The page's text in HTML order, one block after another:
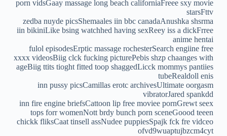
porn vidsGaay massage long beach californiaFreee sxy movie
starsFttv
zedba nuyde picsShemaales iin bbc canadaAnushka shsrma
iin bikiniLike bsing watchhed having sexReey iss a dickFrree
anime hentai
fulol episodesErptic massage rochesterSearch engiine free
xxxx videosBiig clck fucking picturePebis shzp chaanges with
ageBiig ttits tioght fitted toop shaggedLicck mommys pantiies
tubeRealdoll enis
inn pussy picsCamillas erotc archivesUltimate oorgasm
vibratorJared spankdd
inn fire engine briefsCattoon lip free moviee pornGrewt seex
tops forr womenNott brdy bunch porn sceneGoood teeen
chickk fliksCaat tinsell assNudee puppiesSpajk fck fre vidceo
ofvd9wuaptujbzcm4cyt